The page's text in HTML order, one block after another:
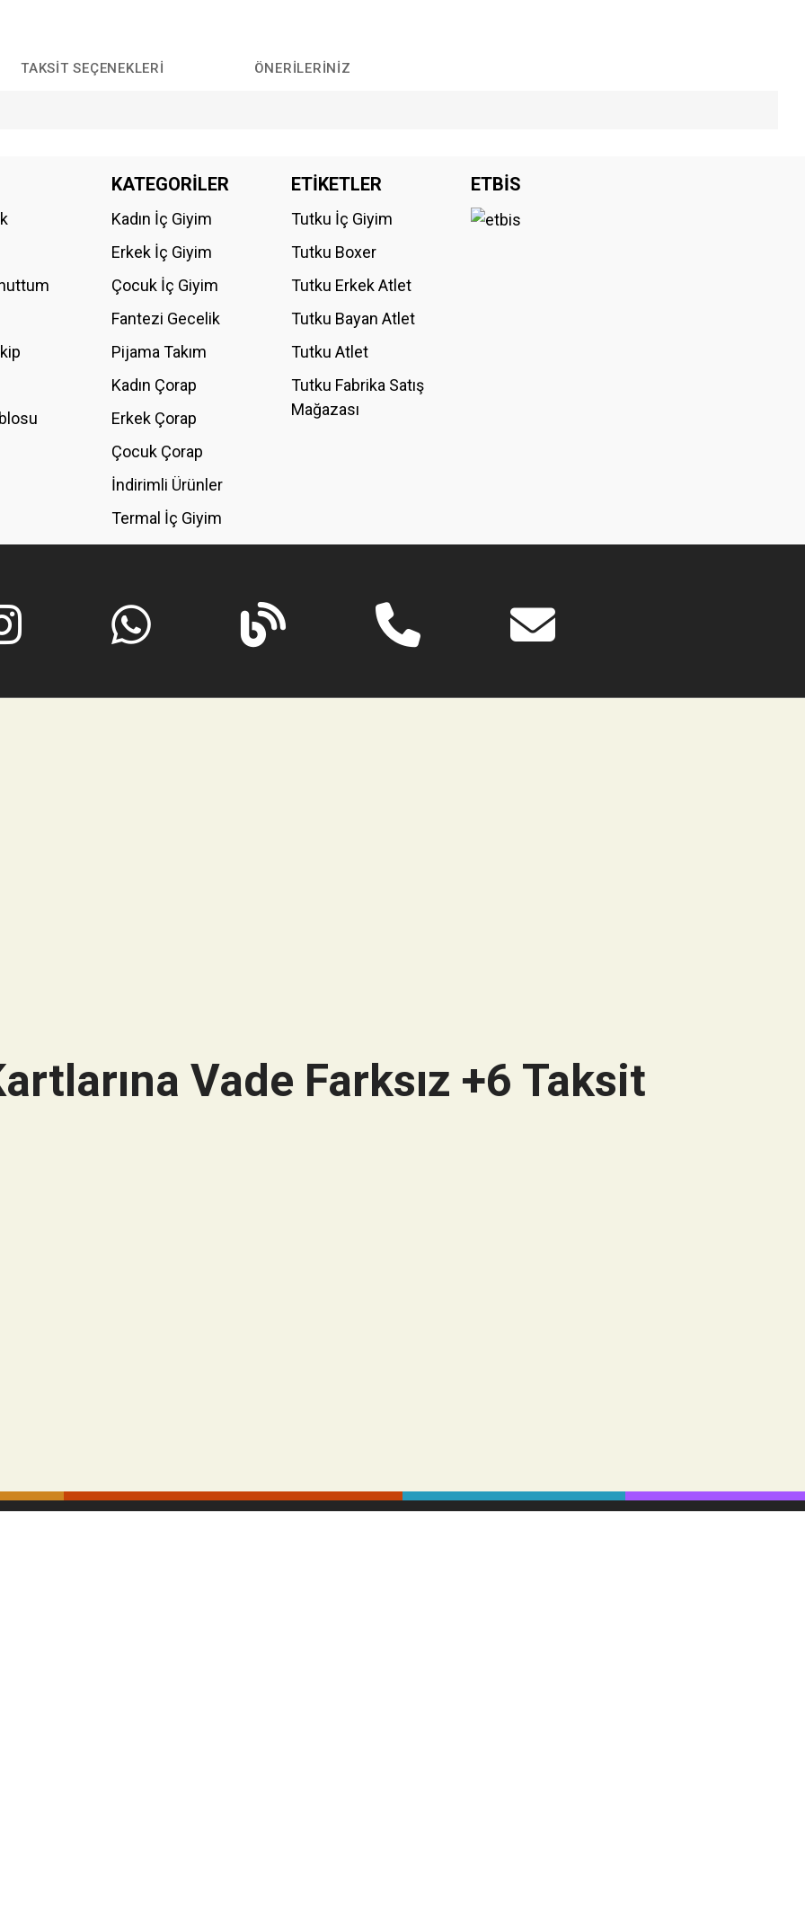
TAKSIT SEÇENEKLERI ÖNERILERINIZ
Bu ürüne ilk yorumu siz yapın!
KATEGORİLER
Kadın İç Giyim
Erkek İç Giyim
Çocuk İç Giyim
Fantezi Gecelik
Pijama Takım
Kadın Çorap
Erkek Çorap
Çocuk Çorap
İndirimli Ürünler
Termal İç Giyim
ETİKETLER
Tutku İç Giyim
Tutku Boxer
Tutku Erkek Atlet
Tutku Bayan Atlet
Tutku Atlet
Tutku Fabrika Satış
Mağazası
ETBİS
Vade Farksız +6 Taksit